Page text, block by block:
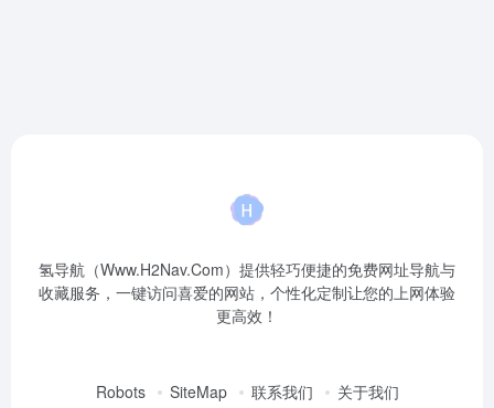
氢导航（Www.H2Nav.Com）提供轻巧便捷的免费网址导航与
收藏服务，一键访问喜爱的网站，个性化定制让您的上网体验
更高效！
Robots SiteMap 联系我们 关于我们